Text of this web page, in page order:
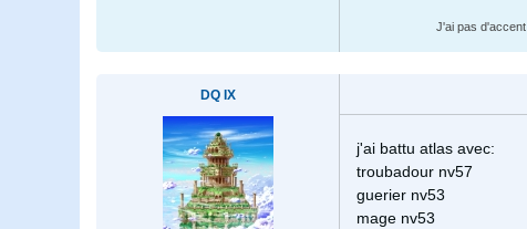
J'ai pas
DQ IX
j'ai battu atlas avec:
troubadour nv57
guerier nv53
mage nv53